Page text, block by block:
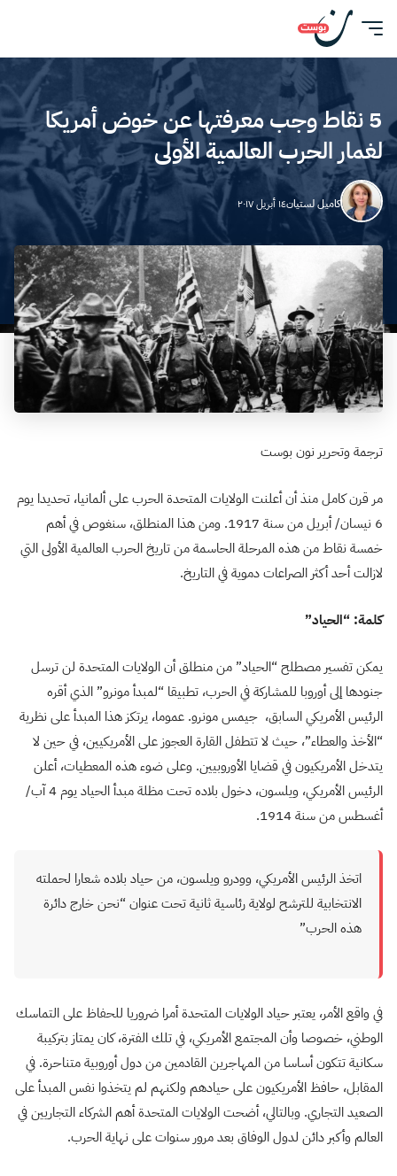
5 نقاط وجب معرفتها عن خوض أمريكا
لغمار الحرب العالمية الأولى
كاميل لستيان١٤ أبريل ٢٠١٧
ترجمة وتحرير نون بوست
مر قرن كامل منذ أن أعلنت الولايات المتحدة الحرب على ألمانيا، تحديدا يوم
6 نيسان/ أبريل من سنة 1917. ومن هذا المنطلق، سنغوص في أهم
خمسة نقاط من هذه المرحلة الحاسمة من تاريخ الحرب العالمية الأولى التي
لازالت أحد أكثر الصراعات دموية في التاريخ.
كلمة: “الحياد”
يمكن تفسير مصطلح “الحياد” من منطلق أن الولايات المتحدة لن ترسل
جنودها إلى أوروبا للمشاركة في الحرب، تطبيقا “لمبدأ مونرو” الذي أقره
الرئيس الأمريكي السابق، جيمس مونرو. عموما، يرتكز هذا المبدأ على نظرية
“الأخذ والعطاء”، حيث لا تتطفل القارة العجوز على الأمريكيين، في حين لا
يتدخل الأمريكيون في قضايا الأوروبيين. وعلى ضوء هذه المعطيات، أعلن
الرئيس الأمريكي، ويلسون، دخول بلاده تحت مظلة مبدأ الحياد يوم 4 آب/
أغسطس من سنة 1914.
اتخذ الرئيس الأمريكي، وودرو ويلسون، من حياد بلاده شعارا لحملته
الانتخابية للترشح لولاية رئاسية ثانية تحت عنوان “نحن خارج دائرة
هذه الحرب”
في واقع الأمر، يعتبر حياد الولايات المتحدة أمرا ضروريا للحفاظ على التماسك
الوطني، خصوصا وأن المجتمع الأمريكي، في تلك الفترة، كان يمتاز بتركيبة
سكانية تتكون أساسا من المهاجرين القادمين من دول أوروبية متناحرة. في
المقابل، حافظ الأمريكيون على حيادهم ولكنهم لم يتخذوا نفس المبدأ على
الصعيد التجاري. وبالتالي، أضحت الولايات المتحدة أهم الشركاء التجاريين في
العالم وأكبر دائن لدول الوفاق بعد مرور سنوات على نهاية الحرب.